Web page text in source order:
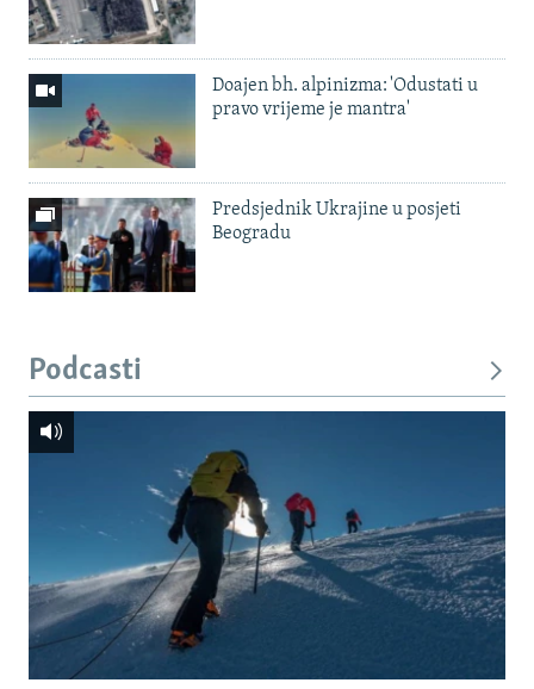
Doajen bh. alpinizma: 'Odustati u
pravo vrijeme je mantra'
Predsjednik Ukrajine u posjeti
Beogradu
Podcasti